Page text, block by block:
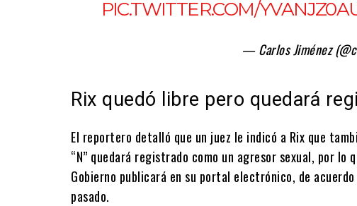
PIC.TWITTER.COM/
— Carlos Jiménez
Rix quedó libre pero quedará
El reportero detalló que un juez le indicó a Rix que
“N” quedará registrado como un agresor sexual, por
Gobierno publicará en su portal electrónico, de
pasado.